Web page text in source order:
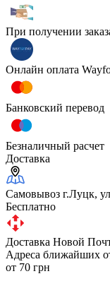
При получении
Онлайн оплата
Банковский перевод
Безналичный расчет
Доставка
Самовывоз г.Луцк,
Бесплатно
Доставка Новой
Адреса ближайших
от 70 грн